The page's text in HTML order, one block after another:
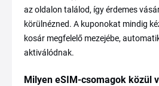
az oldalon találod, így érdemes
körülnézned. A kuponokat mindig
kosár megfelelő mezejébe,
aktiválódnak.
Milyen eSIM-csomagok közül